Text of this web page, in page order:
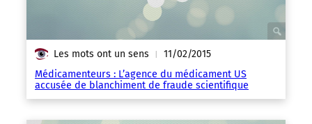
Les mots ont un sens | 11/02/2015
Médicamenteurs : L’agence du médicament US
accusée de blanchiment de fraude scientifique